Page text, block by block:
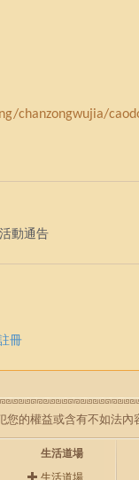
chanzongwujia/
動通告
冊
的權益或含有不如法內
生活道場
生活道場